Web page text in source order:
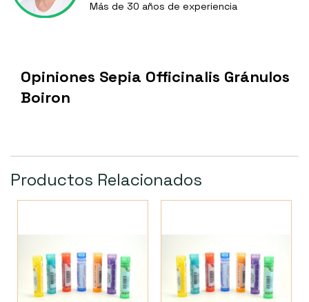
Más de 30 años de experiencia
Opiniones Sepia Officinalis Gránulos
Boiron
Productos Relacionados